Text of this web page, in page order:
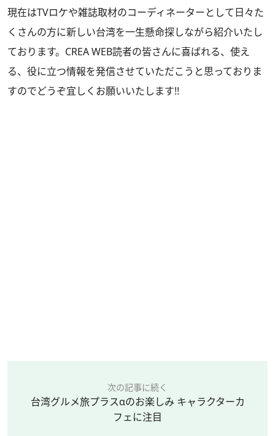
現在はTVロケや雑誌取材のコーディネーターとして日々た
くさんの方に新しい台湾を一生懸命探しながら紹介いたし
ております。CREA WEB読者の皆さんに喜ばれる、使え
る、役に立つ情報を発信させていただこうと思っておりま
すのでどうぞ宜しくお願いいたします!!
次の記事に続く
台湾グルメ旅プラスαのお楽しみ キャラクターカ
フェに注目